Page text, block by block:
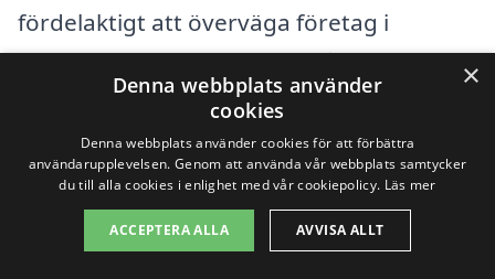
fördelaktigt att överväga företag i
närliggande städer. Här är några städer
du kan tänka på:
Helsingborg
×
Denna webbplats använder
cookies
Denna webbplats använder cookies för att förbättra
användarupplevelsen. Genom att använda vår webbplats samtycker
du till alla cookies i enlighet med vår cookiepolicy. Läs mer
ACCEPTERA ALLA AVVISA ALLT